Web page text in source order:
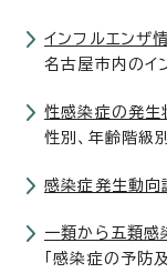
インフルエンザ
名古屋市内のイ
性感染症の発生
性別、年齢階級
感染症発生動向
一類から五類感
「感染症の予防